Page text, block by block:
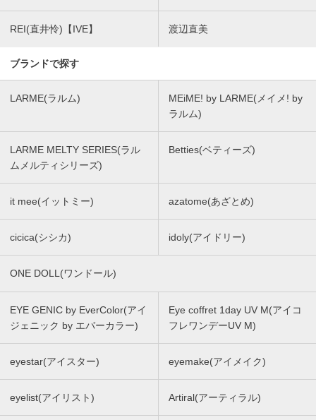
REI(直井怜)【IVE】 渡辺直美
ブランドで探す
LARME(ラルム)
MEiME! by LARME(メイメ! by
ラルム)
LARME MELTY SERIES(ラル
ムメルティシリーズ)
Betties(ベティーズ)
it mee(イットミー) azatome(あざとめ)
cicica(シシカ) idoly(アイドリー)
ONE DOLL(ワンドール)
EYE GENIC by EverColor(アイ
ジェニック by エバーカラー)
Eye coffret 1day UV M(アイコ
フレワンデーUV M)
eyestar(アイスター) eyemake(アイメイク)
eyelist(アイリスト) Artiral(アーティラル)